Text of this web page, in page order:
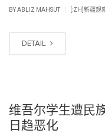
BYABLIZ MAHSUT [:ZH]新疆观
DETAIL
维吾尔学生遭民
日趋恶化